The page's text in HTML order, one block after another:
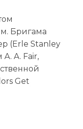
Бригама
(Erle Stanley
A. Fair,
Get